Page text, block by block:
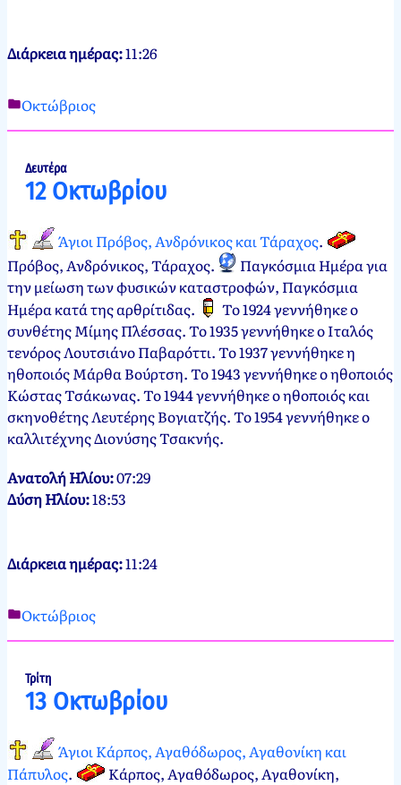
Διάρκεια ημέρας:11:26
Νεκτάριος
11
201211
Οκτωβρίου,
Οκτώβριος
Δευτέρα
12 Οκτωβρίου
Άγιοι Πρόβος, Ανδρόνικος και Τάραχος.
Πρόβος, Ανδρόνικος, Τάραχος.
Παγκόσμια Ημέρα για
την μείωση των φυσικών καταστροφών, Παγκόσμια
Ημέρα κατά της αρθρίτιδας.
Το 1924 γεννήθηκε ο
συνθέτης Μίμης Πλέσσας. Το 1935 γεννήθηκε ο Ιταλός
τενόρος Λουτσιάνο Παβαρόττι. Το 1937 γεννήθηκε η
ηθοποιός Μάρθα Βούρτση. Το 1943 γεννήθηκε ο ηθοποιός
Κώστας Τσάκωνας. Το 1944 γεννήθηκε ο ηθοποιός και
σκηνοθέτης Λευτέρης Βογιατζής. Το 1954 γεννήθηκε ο
καλλιτέχνης Διονύσης Τσακνής.
Ανατολή Ηλίου:07:29
Δύση Ηλίου:18:53
Διάρκεια ημέρας:11:24
Νεκτάριος
12
201212
Οκτωβρίου,
Οκτώβριος
Τρίτη
13 Οκτωβρίου
Άγιοι Κάρπος, Αγαθόδωρος, Αγαθονίκη και
Πάπυλος.
Κάρπος, Αγαθόδωρος, Αγαθονίκη,